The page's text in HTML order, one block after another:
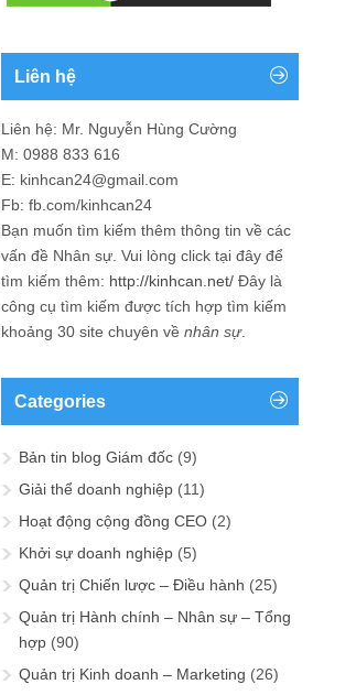
Liên hệ
Liên hệ: Mr. Nguyễn Hùng Cường
M: 0988 833 616
E: kinhcan24@gmail.com
Fb: fb.com/kinhcan24
Bạn muốn tìm kiếm thêm thông tin về các
vấn đề Nhân sự . Vui lòng click tại đây để
tìm kiếm thêm: http://kinhcan.net/ Đây là
công cụ tìm kiếm được tích hợp tìm kiếm
khoảng 30 site chuyên về nhân sự.
Categories
Bản tin blog Giám đốc (9)
Giải thể doanh nghiệp (11)
Hoạt động cộng đồng CEO (2)
Khởi sự doanh nghiệp (5)
Quản trị Chiến lược – Điều hành (25)
Quản trị Hành chính – Nhân sự – Tổng
hợp (90)
Quản trị Kinh doanh – Marketing (26)